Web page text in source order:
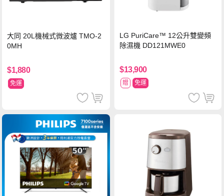
大同 20L機械式微波爐 TMO-2
0MH
$1,880
免運
LG PuriCare™ 12公升雙變頻
除濕機 DD121MWE0
$13,900
贈 免運